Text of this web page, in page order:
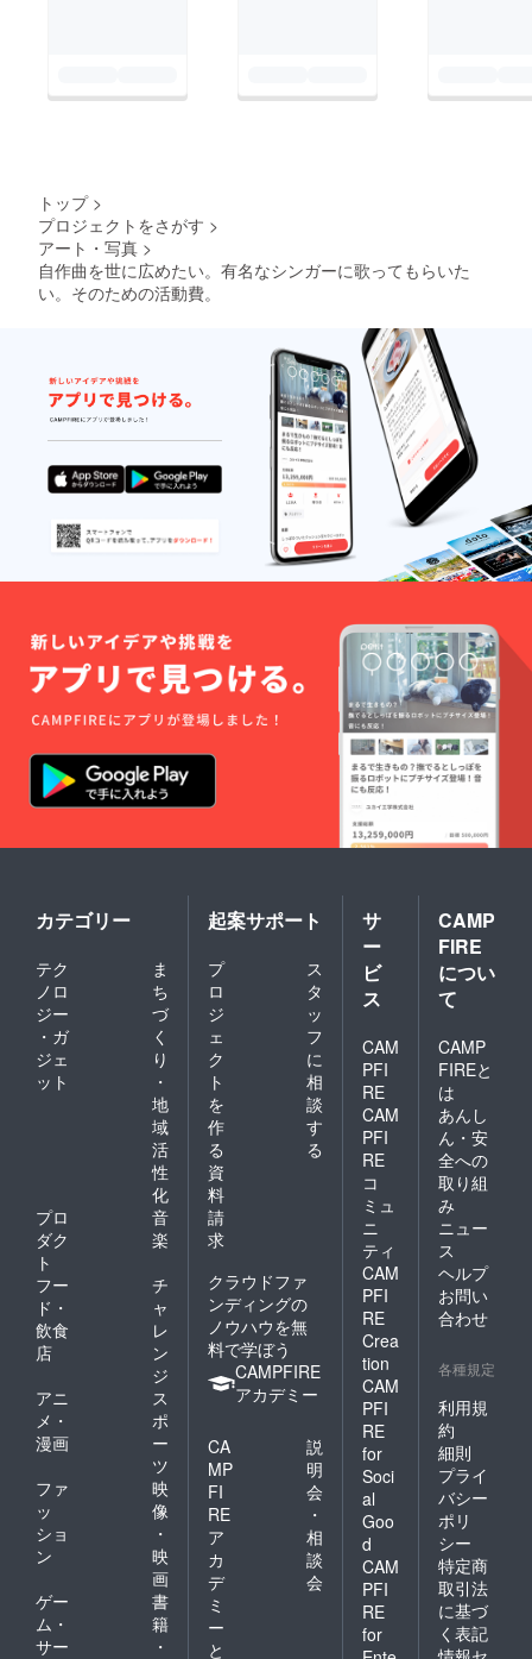
トップ >
プロジェクトをさがす >
アート・写真 >
自作曲を世に広めたい。有名なシンガーに歌ってもらいた
い。そのための活動費。
カテゴリー
テク
ノロ
ジー
・ガ
ジェ
ット
ま
ち
づ
く
り
・
地
域
活
性
化
プロ
ダク
ト
音
楽
フー
ド・
飲食
店
チ
ャ
レ
ン
ジ
アニ
メ・
漫画
ス
ポ
ー
ツ
ファ
ッ
ショ
ン
映
像
・
映
画
ゲー
ム・
サー
書
籍
・
起案サポート
プ
ロ
ジ
ェ
ク
ト
を
作
る
ス
タ
ッ
フ
に
相
談
す
る
資
料
請
求
クラウドファ
ンディングの
ノウハウを無
料で学ぼう
CAMPFIRE
アカデミー
CA
MP
FI
RE
ア
カ
デ
ミ
ー
と
説
明
会
・
相
談
会
サ
ー
ビ
ス
CAM
PFI
RE
CAM
PFI
RE
コ
ミュ
ニ
ティ
CAM
PFI
RE
Crea
tion
CAM
PFI
RE
for
Soci
al
Goo
d
CAM
PFI
RE
for
CAMP
FIRE
につい
て
CAMP
FIREと
は
あんし
ん・安
全への
取り組
み
ニュー
ス
ヘルプ
お問い
合わせ
各種規定
利用規
約
細則
プライ
バシー
ポリ
シー
特定商
取引法
に基づ
く表記